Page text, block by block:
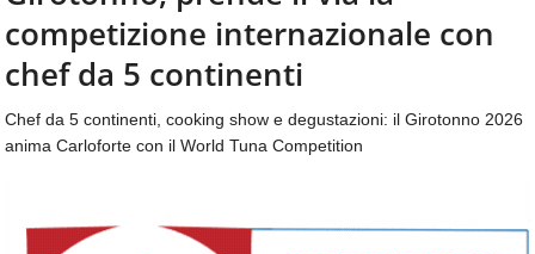
aggiornamenti
quotidiani
su
temi
come
ospitalità,
beverage,
CONTATTI
competizione internazionale con
chef da 5 continenti
Chef da 5 continenti, cooking show e degustazioni: il Girotonno 2026
anima Carloforte con il World Tuna Competition